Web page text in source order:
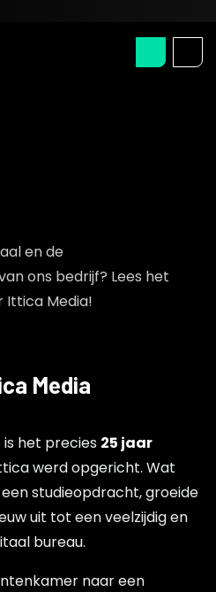
en de
ons bedrijf? Lees het
Ittica Media!
Media
is het precies 25 jaar
werd opgericht. Wat
studieopdracht, groeide
uit tot een veelzijdig en
bureau.
naar een